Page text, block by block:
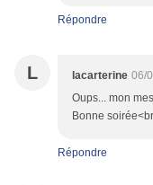
Répondre
L lacarterine 06/
Oups... mon
Bonne
Répondre